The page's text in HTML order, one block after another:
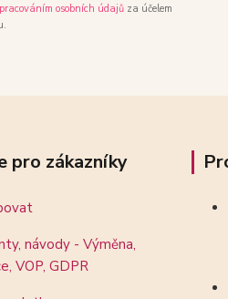
osobních údajů za účelem
pro zákazníky
návody - Výměna,
VOP, GDPR